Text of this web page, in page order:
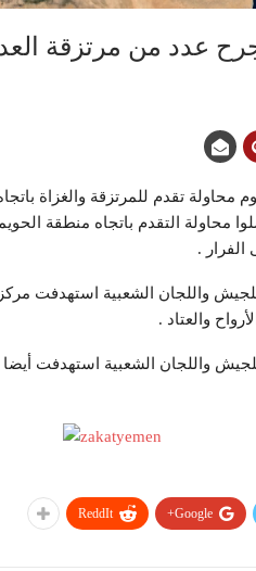
عدد من مرتزقة
محاولة تقدم للمرتزقة والغزاة
محاولة التقدم باتجاه منطقة
.
واللجان الشعبية استهدفت
والعتاد .
واللجان الشعبية استهدفت
Google+
ReddIt